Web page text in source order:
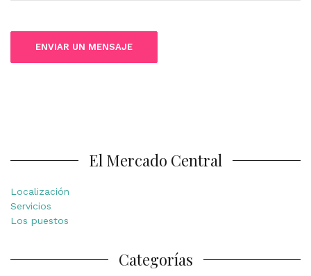
El Mercado Central
Localización
Servicios
Los puestos
Categorías